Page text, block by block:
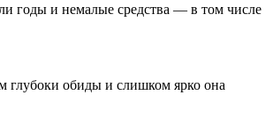
годы и немалые средства — в том числе
глубоки обиды и слишком ярко она